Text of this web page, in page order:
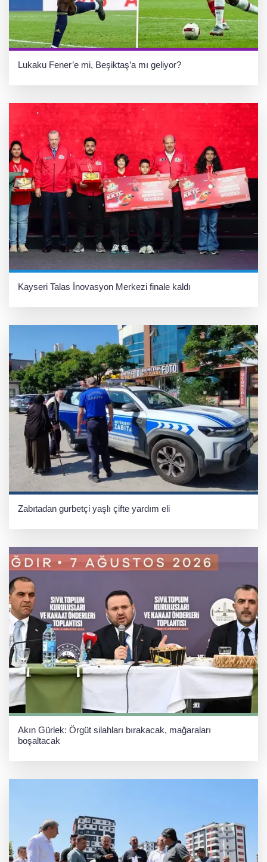
Lukaku Fener’e mi, Beşiktaş’a mı geliyor?
Kayseri Talas İnovasyon Merkezi finale kaldı
Zabıtadan gurbetçi yaşlı çifte yardım eli
Akın Gürlek: Örgüt silahları bırakacak, mağaraları
boşaltacak